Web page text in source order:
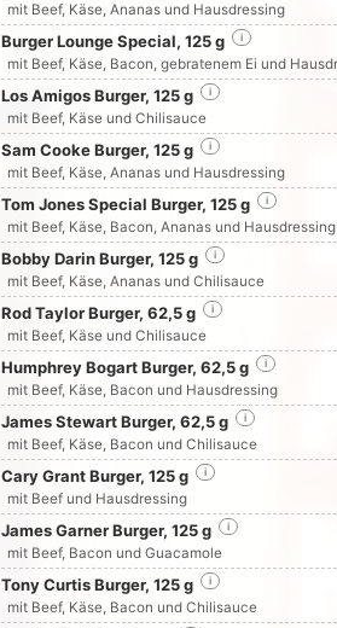
mit Beef, Käse, Ananas und Hausdressing
Burger Lounge Special, 125 g i
mit Beef, Käse, Bacon, gebratenem Ei und
Los Amigos Burger, 125 g i
mit Beef, Käse und Chilisauce
Sam Cooke Burger, 125 g i
mit Beef, Käse, Ananas und Hausdressing
Tom Jones Special Burger, 125 g i
mit Beef, Käse, Bacon, Ananas und Hausdressing
Bobby Darin Burger, 125 g i
mit Beef, Käse, Ananas und Chilisauce
Rod Taylor Burger, 62,5 g i
mit Beef, Käse und Chilisauce
Humphrey Bogart Burger, 62,5 g i
mit Beef, Käse, Bacon und Hausdressing
James Stewart Burger, 62,5 g i
mit Beef, Käse, Bacon und Chilisauce
Cary Grant Burger, 125 g i
mit Beef und Hausdressing
James Garner Burger, 125 g i
mit Beef, Bacon und Guacamole
Tony Curtis Burger, 125 g i
mit Beef, Käse, Bacon und Chilisauce